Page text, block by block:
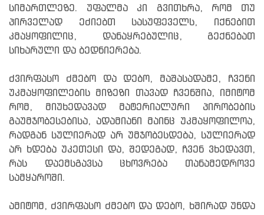
სიმართლეზე. უფალმა კი გვითხრა, რომ თუ
პირველად ეძიებთ სასუფეველს, იქნებით
კმაყოფილიც, დანაყრებულიც, გექნებათ
სიხარული და ბედნიერება.
ძვირფასო ძმებო და დებო, მაშასადამე, ჩვენი
უკმაყოფილების მიზეზი თავად ჩვენშია, იმიტომ
რომ, მიუხედავად მატერიალური პირობების
გაუმჯობესებისა, ადამიანი მაინც უკმაყოფილოა,
რადგან სულიერად არ უმჯობესდება, სულიერად
არ ხდება უკეთესი და, შედეგად, ჩვენ ვხედავთ,
რას დაემსგავსა ცხოვრება თანამედროვე
სამყაროში.
ამიტომ, ძვირფასო ძმებო და დებო, ხშირად უნდა